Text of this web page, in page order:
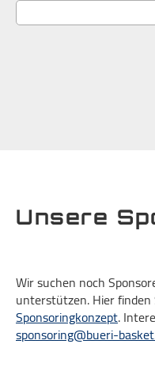
Unsere
Wir suchen noch
unterstützen. Hier finden
Sponsoringkonzept.
sponsoring@bueri-